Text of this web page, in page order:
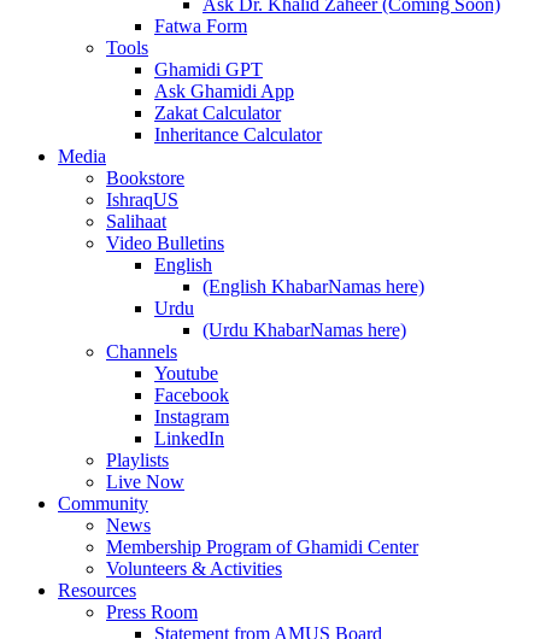
Ask Dr. Khalid Zaheer (Coming Soon)
Fatwa Form
Tools
Ghamidi GPT
Ask Ghamidi App
Zakat Calculator
Inheritance Calculator
Media
Bookstore
IshraqUS
Salihaat
Video Bulletins
English
(English KhabarNamas here)
Urdu
(Urdu KhabarNamas here)
Channels
Youtube
Facebook
Instagram
LinkedIn
Playlists
Live Now
Community
News
Membership Program of Ghamidi Center
Volunteers & Activities
Resources
Press Room
Statement from AMUS Board